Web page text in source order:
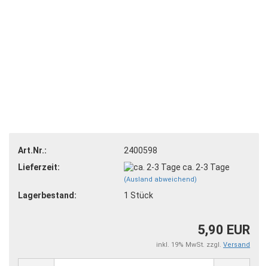
Art.Nr.:
2400598
Lieferzeit:
ca. 2-3 Tage
(Ausland abweichend)
Lagerbestand: 1 Stück
5,90 EUR
inkl. 19% MwSt. zzgl. Versand